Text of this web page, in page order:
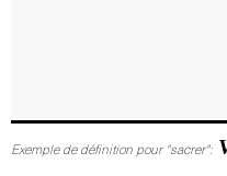
Exemple de définition pour "sacrer":